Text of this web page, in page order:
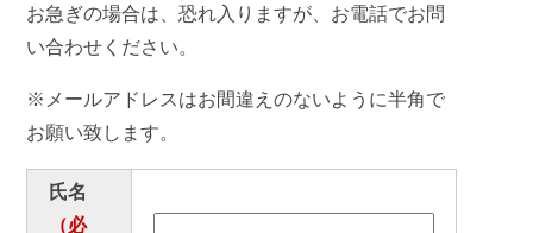
子育て 学校教育
就職・退職 健康・福祉
お急ぎの場合は、恐れ入りますが、お電話でお問
い合わせください。
※メールアドレスはお間違えのないように半角で
お願い致します。
氏名
（必